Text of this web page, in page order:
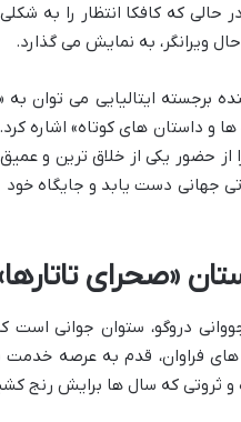
حالی که کافکا انتظار را به
ویرانگر، به نمایش می گذارد.
برجسته ایتالیایی می توان
از حضور یکی از خلاق ترین و
جهانی دست یابد و جایگاه خود
«صحرای
دروگو، ستوان جوانی
فراوان، قدم به عرصه
و ثروتی که سال ها برایش رنج